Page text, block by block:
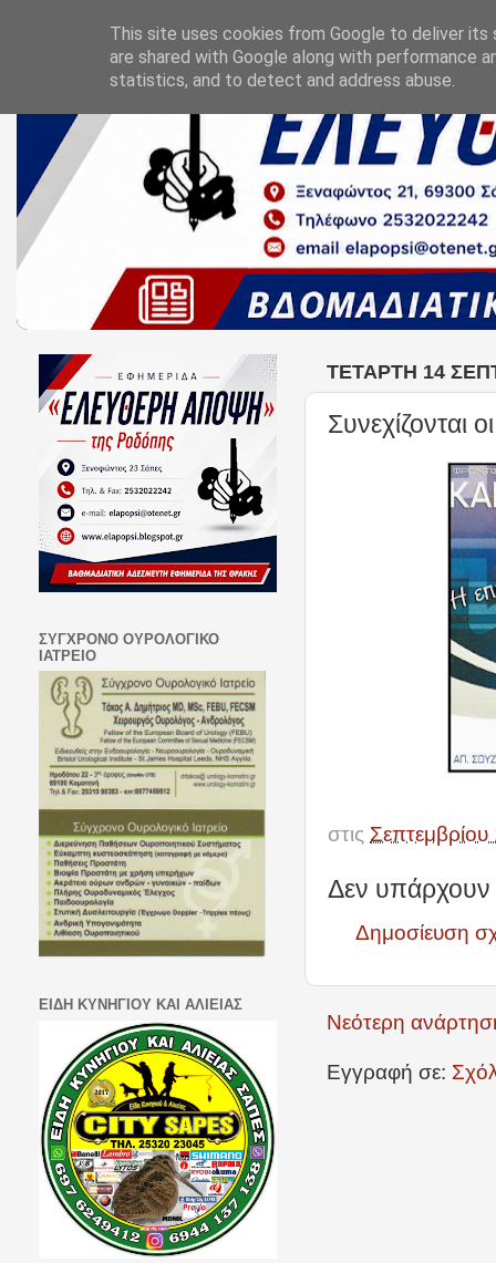
ΤΕΤΆΡΤΗ 14
Συνεχίζονται
στις
Δεν υπάρχουν
Δημοσίευση
Νεότερη
Εγγραφή σε:
ΣΥΓΧΡΟΝΟ ΟΥΡΟΛΟΓΙΚΟ
ΙΑΤΡΕΙΟ
ΕΙΔΗ ΚΥΝΗΓΙΟΥ ΚΑΙ ΑΛΙΕΙΑΣ
This site uses cookies from Google to deliver its
are shared with Google along with performance
statistics, and to detect and address abuse.